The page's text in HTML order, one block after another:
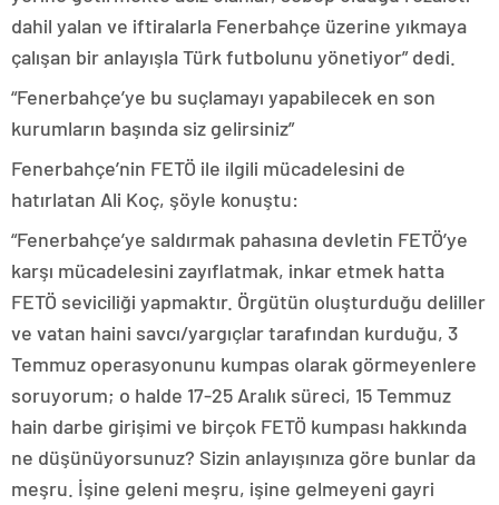
dahil yalan ve iftiralarla Fenerbahçe üzerine yıkmaya
çalışan bir anlayışla Türk futbolunu yönetiyor” dedi.
“Fenerbahçe’ye bu suçlamayı yapabilecek en son
kurumların başında siz gelirsiniz”
Fenerbahçe’nin FETÖ ile ilgili mücadelesini de
hatırlatan Ali Koç, şöyle konuştu:
“Fenerbahçe’ye saldırmak pahasına devletin FETÖ’ye
karşı mücadelesini zayıflatmak, inkar etmek hatta
FETÖ seviciliği yapmaktır. Örgütün oluşturduğu deliller
ve vatan haini savcı/yargıçlar tarafından kurduğu, 3
Temmuz operasyonunu kumpas olarak görmeyenlere
soruyorum; o halde 17-25 Aralık süreci, 15 Temmuz
hain darbe girişimi ve birçok FETÖ kumpası hakkında
ne düşünüyorsunuz? Sizin anlayışınıza göre bunlar da
meşru. İşine geleni meşru, işine gelmeyeni gayri